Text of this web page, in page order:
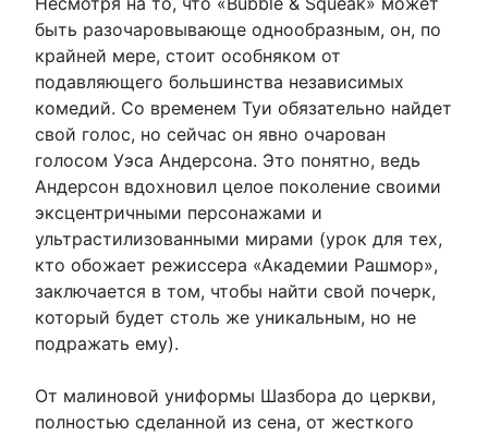
быть разочаровывающе однообразным, он, по
крайней мере, стоит особняком от
подавляющего большинства независимых
комедий. Со временем Туи обязательно найдет
свой голос, но сейчас он явно очарован
голосом Уэса Андерсона. Это понятно, ведь
Андерсон вдохновил целое поколение своими
эксцентричными персонажами и
ультрастилизованными мирами (урок для тех,
кто обожает режиссера «Академии Рашмор»,
заключается в том, чтобы найти свой почерк,
который будет столь же уникальным, но не
подражать ему).
От малиновой униформы Шазбора до церкви,
полностью сделанной из сена, от жесткого